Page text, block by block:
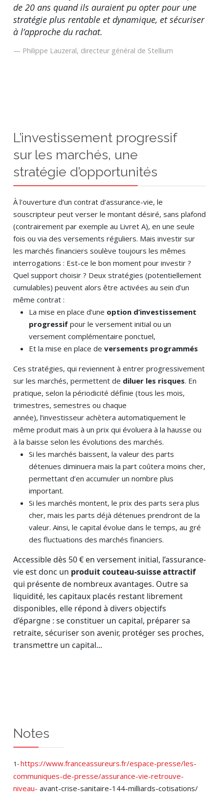
de 20 ans quand ils auraient pu opter pour une
stratégie plus rentable et dynamique, et sécuriser
à l’approche du rachat.
Philippe Lauzeral, directeur général de Stellium
L’investissement progressif
sur les marchés, une
stratégie d’opportunités
À l'ouverture d’un contrat d’assurance-vie, le
souscripteur peut verser le montant désiré, sans plafond
(contrairement par exemple au Livret A), en une seule
fois ou via des versements réguliers. Mais investir sur
les marchés financiers soulève toujours les mêmes
interrogations : Est-ce le bon moment pour investir ?
Quel support choisir ? Deux stratégies (potentiellement
cumulables) peuvent alors être activées au sein d’un
même contrat :
La mise en place d’une option d’investissement
progressif pour le versement initial ou un
versement complémentaire ponctuel,
Et la mise en place de versements programmés
Ces stratégies, qui reviennent à entrer progressivement
sur les marchés, permettent de diluer les risques. En
pratique, selon la périodicité définie (tous les mois,
trimestres, semestres ou chaque
année), l’investisseur achètera automatiquement le
même produit mais à un prix qui évoluera à la hausse ou
à la baisse selon les évolutions des marchés.
Si les marchés baissent, la valeur des parts
détenues diminuera mais la part coûtera moins cher,
permettant d’en accumuler un nombre plus
important.
Si les marchés montent, le prix des parts sera plus
cher, mais les parts déjà détenues prendront de la
valeur. Ainsi, le capital évolue dans le temps, au gré
des fluctuations des marchés financiers.
Accessible dès 50 € en versement initial, l’assurance-
vie est donc un produit couteau-suisse attractif
qui présente de nombreux avantages. Outre sa
liquidité, les capitaux placés restant librement
disponibles, elle répond à divers objectifs
d’épargne : se constituer un capital, préparer sa
retraite, sécuriser son avenir, protéger ses proches,
transmettre un capital...
Notes
1-https://www.franceassureurs.fr/espace-presse/les-
communiques-de-presse/assurance-vie-retrouve-
niveau- avant-crise-sanitaire-144-milliards-cotisations/